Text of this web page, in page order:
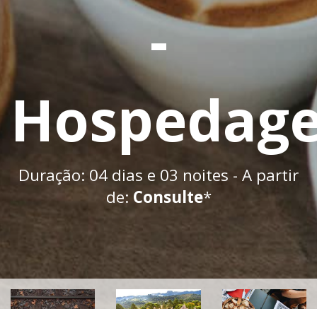
-
Duração: 04 dias e 03 noites - A partir
de: Consulte*